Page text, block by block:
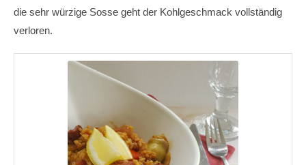
die sehr würzige Sosse geht der Kohlgeschmack vollständig
verloren.